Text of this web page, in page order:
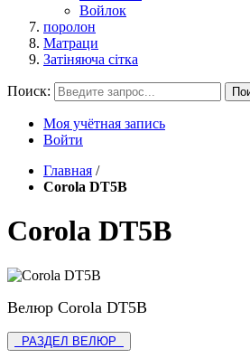
Войлок
поролон
Матраци
Затіняюча сітка
Поиск:
Моя учётная запись
Войти
Главная /
Corola DT5B
Corola DT5B
Велюр Corola DT5B
РАЗДЕЛ ВЕЛЮР